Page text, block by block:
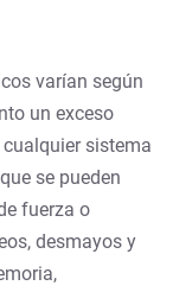
varían según
un exceso
sistema
se pueden
fuerza o
desmayos y